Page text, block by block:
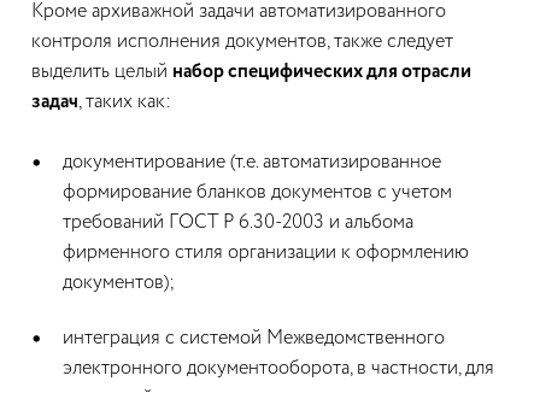
Кроме архиважной задачи автоматизированного
контроля исполнения документов, также следует
выделить целый набор специфических для отрасли
задач, таких как:
документирование (т.е. автоматизированное
формирование бланков документов с учетом
требований ГОСТ Р 6.30-2003 и альбома
фирменного стиля организации к оформлению
документов);
интеграция с системой Межведомственного
электронного документооборота, в частности, для